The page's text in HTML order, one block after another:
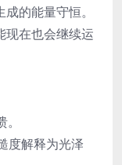
的能量守恒。
现在也会继续运
度解释为光泽